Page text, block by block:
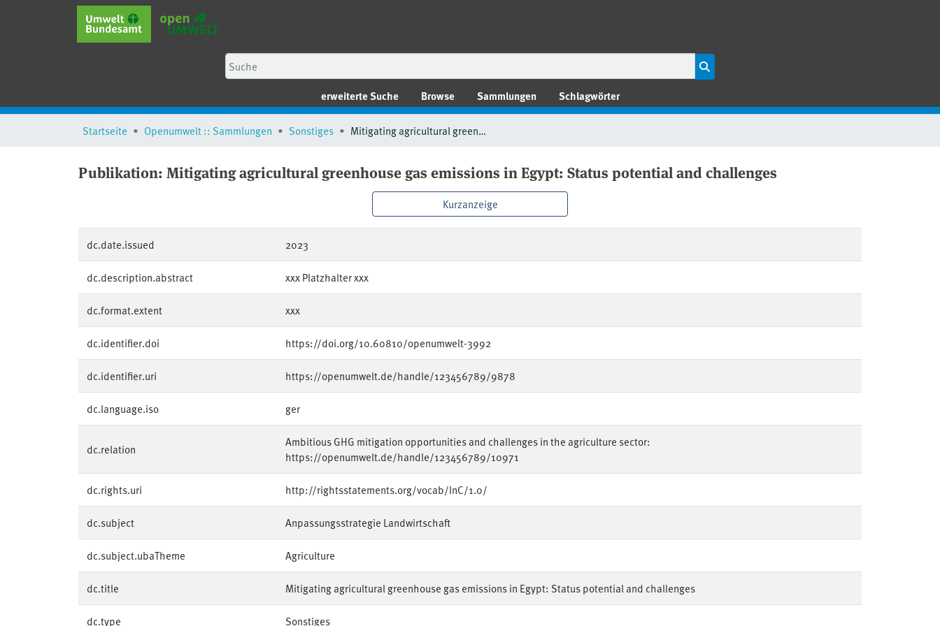
erweiterte Suche Browse Sammlungen Schlagwörter
Startseite Openumwelt :: Sammlungen Sonstiges Mitigating agricultural greenhouse gas emissions in Egypt: Status potential and challenges
Publikation: Mitigating agricultural greenhouse gas emissions in Egypt: Status potential and challenges
Kurzanzeige
dc.date.issued 2023
dc.description.abstract xxx Platzhalter xxx
dc.format.extent xxx
dc.identifier.doi https://doi.org/10.60810/openumwelt-3992
dc.identifier.uri https://openumwelt.de/handle/123456789/9878
dc.language.iso ger
dc.relation
Ambitious GHG mitigation opportunities and challenges in the agriculture sector:
https://openumwelt.de/handle/123456789/10971
dc.rights.uri http://rightsstatements.org/vocab/InC/1.0/
dc.subject Anpassungsstrategie Landwirtschaft
dc.subject.ubaTheme Agriculture
dc.title Mitigating agricultural greenhouse gas emissions in Egypt: Status potential and challenges
dc.type Sonstiges